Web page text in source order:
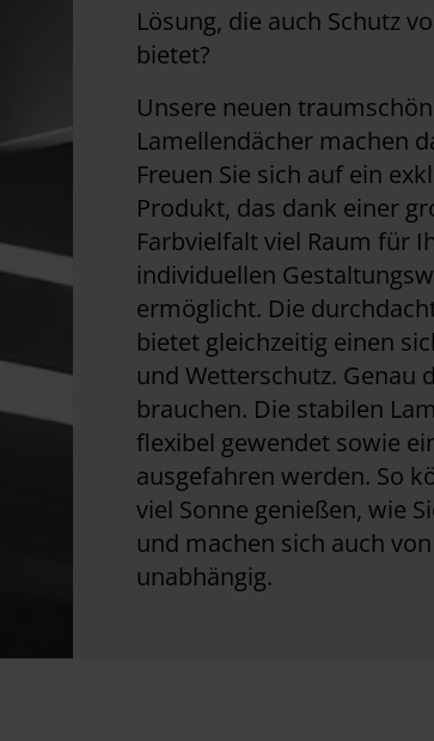
Lösung, die auch Schutz
bietet?
Unsere neuen
Lamellendächer machen
Freuen Sie sich auf ein
Produkt, das dank einer
Farbvielfalt viel Raum für
individuellen
ermöglicht. Die
bietet gleichzeitig einen
und Wetterschutz. Genau
brauchen. Die stabilen
flexibel gewendet sowie
ausgefahren werden. So
viel Sonne genießen, wie
und machen sich auch
unabhängig.